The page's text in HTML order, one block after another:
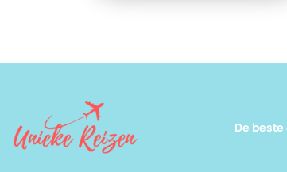
stad. Boek nu je verblijf bij D-reizen en
De